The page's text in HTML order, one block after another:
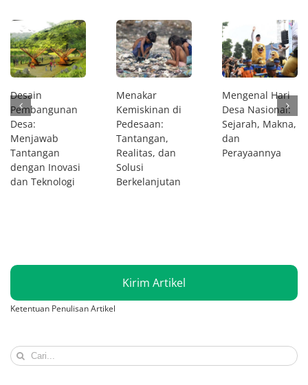
Desain
Pembangunan
Desa:
Menjawab
Tantangan
dengan Inovasi
dan Teknologi
Menakar
Kemiskinan di
Pedesaan:
Tantangan,
Realitas, dan
Solusi
Berkelanjutan
Mengenal Hari
Desa Nasional:
Sejarah, Makna,
dan
Perayaannya
Kirim Artikel
Ketentuan Penulisan Artikel
Search
for: